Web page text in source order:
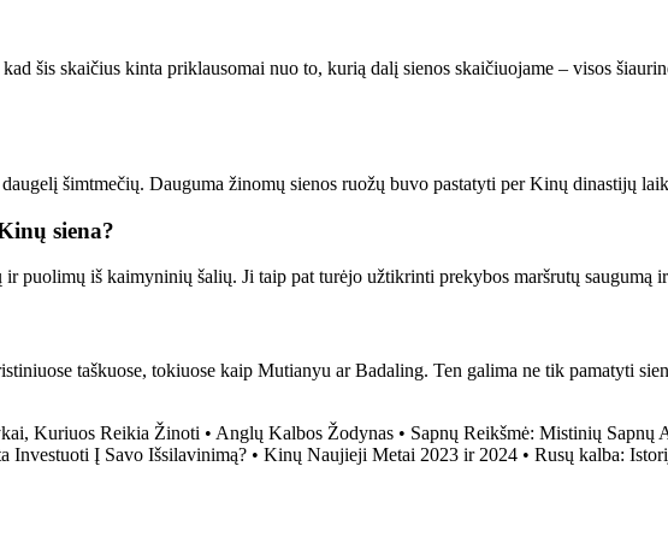
šis skaičius kinta priklausomai nuo to, kurią dalį sienos skaičiuojame – visos
šimtmečių. Dauguma žinomų sienos ruožų buvo pastatyti per Kinų dinastijų
siena?
puolimų iš kaimyninių šalių. Ji taip pat turėjo užtikrinti prekybos maršrutų saugumą
taškuose, tokiuose kaip Mutianyu ar Badaling. Ten galima ne tik pamatyti
Kuriuos Reikia Žinoti • Anglų Kalbos Žodynas • Sapnų Reikšmė: Mistinių Sapnų
Investuoti Į Savo Išsilavinimą? • Kinų Naujieji Metai 2023 ir 2024 • Rusų kalba: